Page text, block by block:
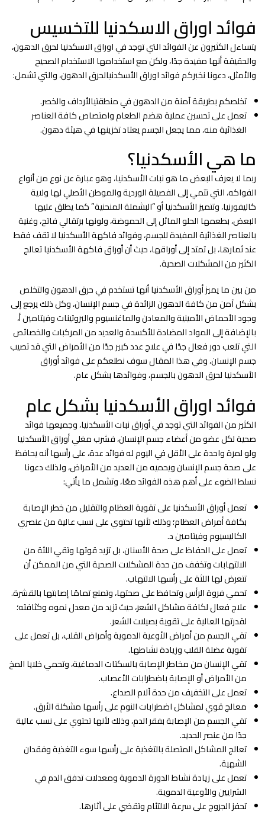
فوائد اوراق الاسكدنيا للتخسيس
يتساءل الكثيرون عن الفوائد التي توجد في اوراق الاسكدنيا لحرق الدهون،
والحقيقة أنها مفيدة جدًا، ولكن مع استخدامها الاستخدام الصحيح
والأمثل، دعونا نخبركم فوائد اوراق الأسكدنيالحرق الدهون، والتي تشمل:
تخلصكم بطريقة آمنة من الدهون في منطقتيالأرداف والخصر.
تعمل على تحسين عملية هضم الطعام وامتصاص كافة العناصر
الغذائية منه، مما يجعل الجسم يعتاد تخزينها في هيئة دهون.
ما هي الأسكدنيا؟
ربما لا يعرف البعض ما هو نبات الأسكدنيا، وهو عبارة عن نوع من أنواع
الفواكه، التي تتمي إلى الفصيلة الوردية والموطن الأصلي لها ولاية
كاليفورنيا، وتتميز الأسكدنيا أو “البشملة المنحنية” كما يطلق عليها
البعض، بطعمها الحلو المائل إلى الحموضة، ولونها برتقالي فاتح، وغنية
بالعناصر الغذائية المفيدة للجسم، وفوائد فاكهة الأسكدنيا لا تقف فقط
عند ثمارها، بل تمتد إلى أوراقها، حيث أن أوراق فاكهة الأسكدنيا تعالج
الكثير من المشكلات الصحية.
من بين ما يميز أوراق الأسكدنيا أنها تستخدم في حرق الدهون والتخلص
بشكل آمن من كافة الدهون الزائدة في جسم الإنسان، وكل ذلك يرجع إلى
وجود الأحماض الأمينية والمعادن والماغنسيوم والبروتينات وفيتامين أ،
بالإضافة إلى المواد المضادة للأكسدة والعديد من المركبات والخصائص
التي تلعب دور فعال جدًا في علاج عدد كبير جدًا من الأمراض التي قد تصيب
جسم الإنسان، وفي هذا المقال سوف نطلعكم على فوائد أوراق
الأسكدنيا لحرق الدهون بالجسم، وفوائدها بشكل عام.
فوائد اوراق الأسكدنيا بشكل عام
الكثير من الفوائد التي توجد في أوراق نبات الأسكدنيا، وجميعها فوائد
صحية لكل عضو من أعضاء جسم الإنسان، فشرب مغلي أوراق الأسكدنيا
ولو لمرة واحدة على الأقل في اليوم له فوائد عدة، على رأسها أنه يحافظ
على صحة جسم الإنسان ويحميه من العديد من الأمراض، ولذلك دعونا
نسلط الضوء على أهم هذه الفوائد معًا، وتشمل ما يأتي:
تعمل أوراق الأسكدنيا على تقوية العظام والتقليل من خطر الإصابة
بكافة أمراض العظام؛ وذلك لأنها تحتوي على نسب عالية من عنصري
الكاليسيوم وفيتامين د.
تعمل على الحفاظ على صحة الأسنان، بل تزيد قوتها وتقي اللثة من
الالتهابات وتخفف من حدة المشكلات الصحية التي من الممكن أن
تتعرض لها اللثة على رأسها الالتهاب.
تحمي فروة الرأس وتحافظ على صحتها، وتمنع تمامًا إصابتها بالقشرة.
علاج فعال لكافة مشاكل الشعر، حيث تزيد من معدل نموه وكثافته؛
لقدرتها العالية على تقوية بصيلات الشعر.
تقي الجسم من أمراض الأوعية الدموية وأمراض القلب، بل تعمل على
تقوية عضلة القلب وزيادة نشاطها.
تقي الإنسان من مخاطر الإصابة بالسكتات الدماغية، وتحمي خلايا المخ
من الأمراض أو الإصابة باضطرابات الأعصاب.
تعمل على التخفيف من حدة آلام الصداع.
معالج قوي لمشاكل اضطرابات النوم على رأسها مشكلة الأرق.
تقي الجسم من الإصابة بفقر الدم، وذلك لأنها تحتوي على نسب عالية
جدًا من عنصر الحديد.
تعالج المشاكل المتصلة بالتغذية على رأسها سوء التغذية وفقدان
الشهية.
تعمل على زيادة نشاط الدورة الدموية ومعدلات تدفق الدم في
الشرايين والأوعية الدموية.
تحفز الجروج على سرعة الالتئام وتقضي على آثارها.